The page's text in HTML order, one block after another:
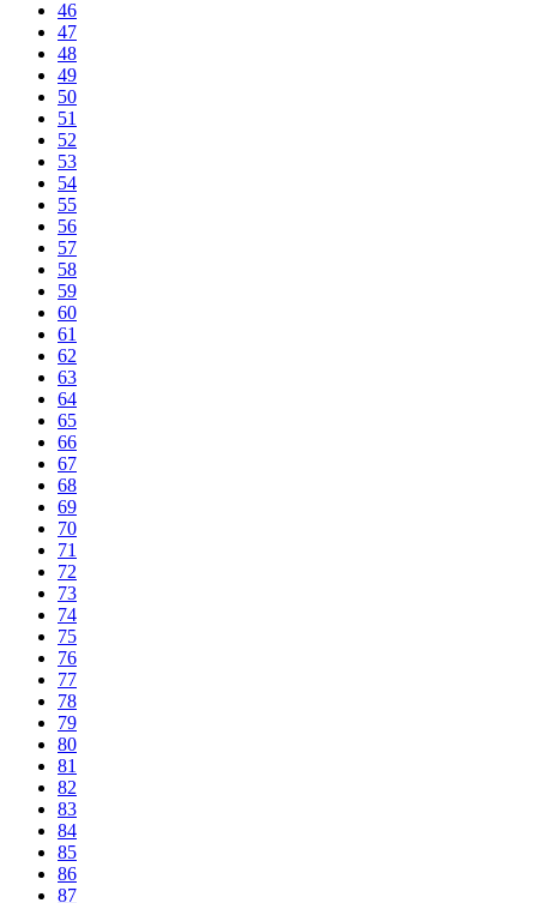
46
47
48
49
50
51
52
53
54
55
56
57
58
59
60
61
62
63
64
65
66
67
68
69
70
71
72
73
74
75
76
77
78
79
80
81
82
83
84
85
86
87